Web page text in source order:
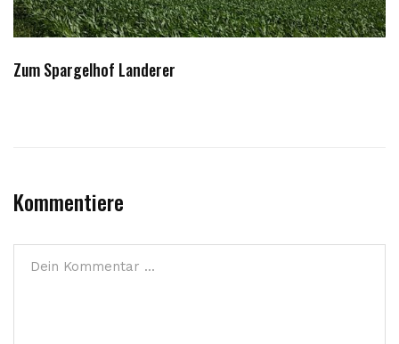
Zum Spargelhof Landerer
Kommentiere